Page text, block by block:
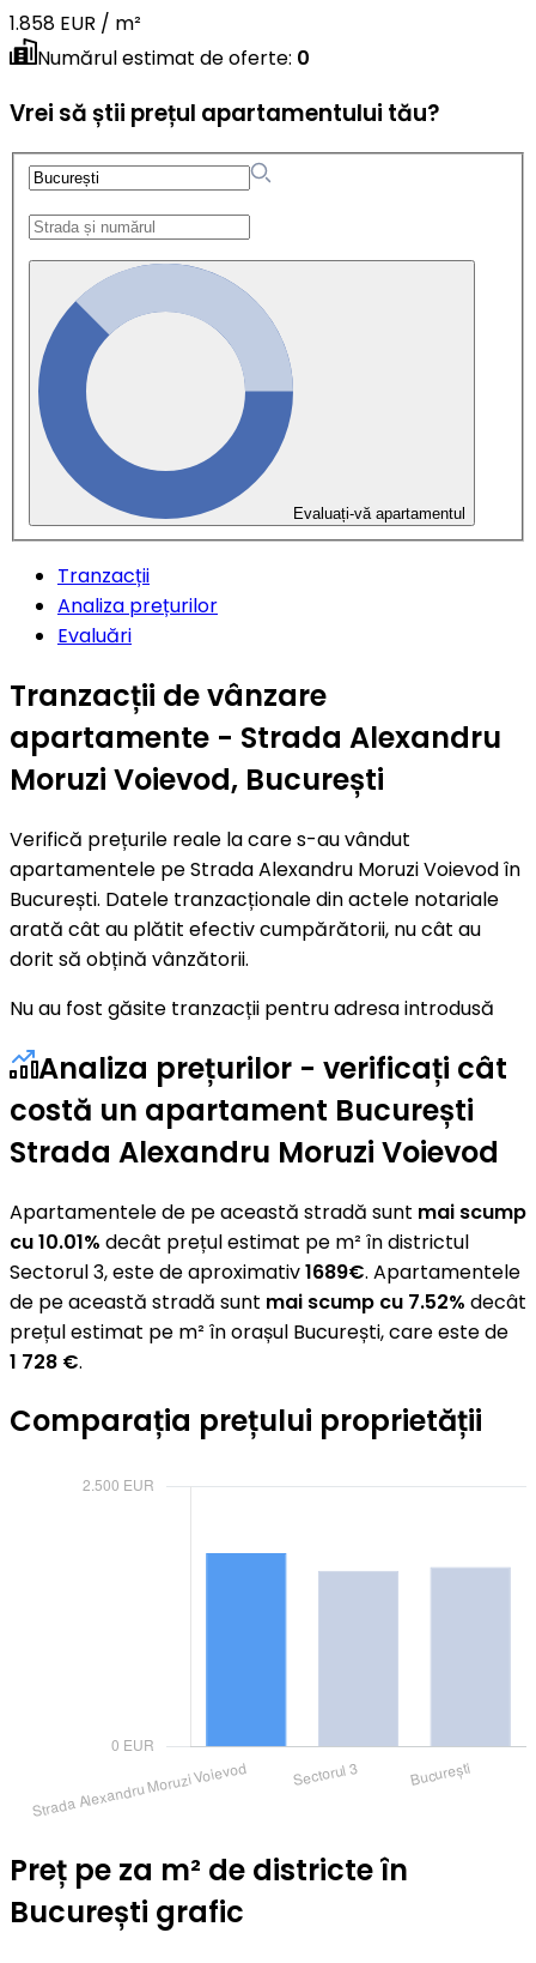
1.858 EUR / m²
Numărul estimat de oferte: 0
Vrei să știi prețul apartamentului tău?
Evaluați-vă apartamentul
Tranzacții
Analiza prețurilor
Evaluări
Tranzacții de vânzare
apartamente - Strada Alexandru
Moruzi Voievod, București
Verifică prețurile reale la care s-au vândut
apartamentele pe Strada Alexandru Moruzi Voievod în
București. Datele tranzacționale din actele notariale
arată cât au plătit efectiv cumpărătorii, nu cât au
dorit să obțină vânzătorii.
Nu au fost găsite tranzacții pentru adresa introdusă
Analiza prețurilor - verificați cât
costă un apartament București
Strada Alexandru Moruzi Voievod
Apartamentele de pe această stradă sunt mai scump
cu 10.01% decât prețul estimat pe m² în districtul
Sectorul 3, este de aproximativ1689€. Apartamentele
de pe această stradă sunt mai scump cu 7.52% decât
prețul estimat pe m² în orașul București, care este de
1 728 €.
Comparația prețului proprietății
Preț pe za m² de districte în
București grafic